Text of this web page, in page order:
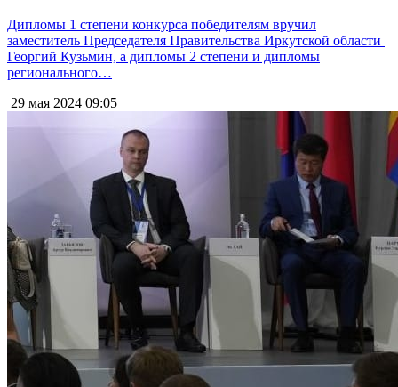
Дипломы 1 степени конкурса победителям вручил
заместитель Председателя Правительства Иркутской области
Георгий Кузьмин, а дипломы 2 степени и дипломы
регионального…
29 мая 2024 09:05